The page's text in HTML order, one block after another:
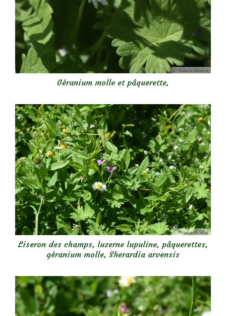
Géranium molle et pâquerette,
Liseron des champs, luzerne lupuline, pâquerettes,
géranium molle, Sherardia arvensis